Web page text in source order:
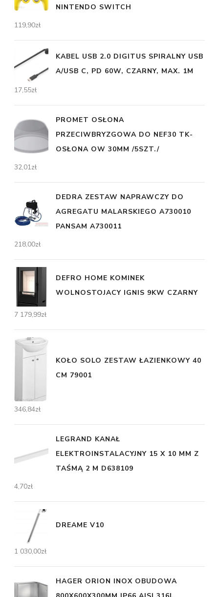
NINTENDO SWITCH
119,90zł
KABEL USB 2.0 DIGITUS SPIRALNY USB
A/USB C, PD 60W, CZARNY, MAX. 1M
17,55zł
PROMET OSŁONA
PRZECIWBRYZGOWA DO NEF30 TK-
OSŁONA OW 30MM /5SZT./
32,01zł
DEDRA ZESTAW NAPRAWCZY DO
AGREGATU MALARSKIEGO A730010
PANSAM A730011
218,00zł
DEFRO HOME KOMINEK
WOLNOSTOJACY IGNIS 9KW CZARNY
7 179,99zł
KOŁO SOLO ZESTAW ŁAZIENKOWY 40
CM 79001
346,84zł
LEGRAND KANAŁ
ELEKTROINSTALACYJNY 15 X 10 MM Z
TAŚMĄ 2 M D638109
4,70zł
DREAME V10
1 030,00zł
HAGER ORION INOX OBUDOWA